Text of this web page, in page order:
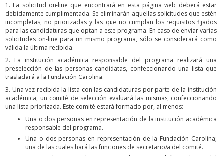
1. La solicitud on-line que encontrará en esta página web deberá estar
debidamente cumplimentada. Se eliminarán aquellas solicitudes que estén
incompletas, no priorizadas y las que no cumplan los requisitos fijados
para las candidaturas que optan a este programa. En caso de enviar varias
solicitudes on-line para un mismo programa, sólo se considerará como
válida la última recibida.
2. La institución académica responsable del programa realizará una
preselección de las personas candidatas, confeccionando una lista que
trasladará a la Fundación Carolina.
3. Una vez recibida la lista con las candidaturas por parte de la institución
académica, un comité de selección evaluará las mismas, confeccionando
una lista priorizada. Este comité estará formado por, al menos:
Una o dos personas en representación de la institución académica
responsable del programa.
Una o dos personas en representación de la Fundación Carolina;
una de las cuales hará las funciones de secretario/a del comité.